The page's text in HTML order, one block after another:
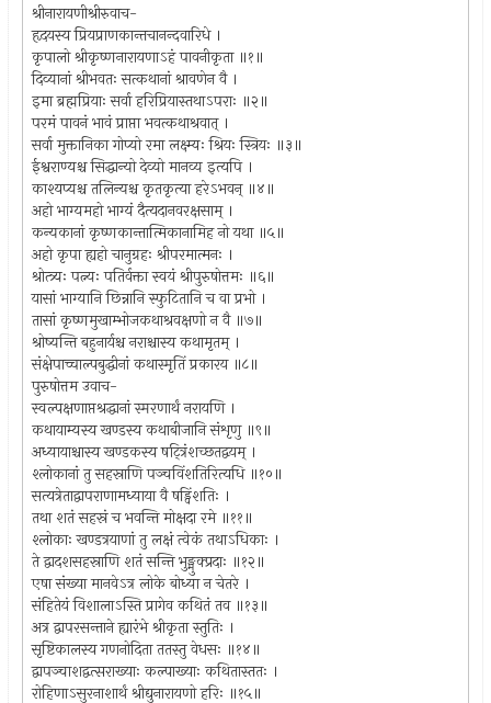
श्रीनारायणीश्रीरुवाच-
हृदयस्य प्रियप्राणकान्तचानन्दवारिधे ।
कृपालो श्रीकृष्णनारायणाऽहं पावनीकृता ॥१॥
दिव्यानां श्रीभवतः सत्कथानां श्रावणेन वै ।
इमा ब्रह्मप्रियाः सर्वा हरिप्रियास्तथाऽपराः ॥२॥
परमं पावनं भावं प्राप्ता भवत्कथाश्रवात् ।
सर्वा मुक्तानिका गोप्यो रमा लक्ष्म्यः श्रियः स्त्रियः ॥३॥
ईश्वराण्यश्च सिद्धान्यो देव्यो मानव्य इत्यपि ।
काश्यप्यश्च तलिन्यश्च कृतकृत्या हरेऽभवन् ॥४॥
अहो भाग्यमहो भाग्यं दैत्यदानवरक्षसाम् ।
कन्यकानां कृष्णकान्तात्मिकानामिह नो यथा ॥५॥
अहो कृपा ह्यहो चानुग्रहः श्रीपरमात्मनः ।
श्रोत्त्र्यः पत्न्यः पतिर्वक्ता स्वयं श्रीपुरुषोत्तमः ॥६॥
यासां भाग्यानि छिन्नानि स्फुटितानि च वा प्रभो ।
तासां कृष्णमुखाम्भोजकथाश्रवक्षणो न वै ॥७॥
श्रोष्यन्ति बहुनार्यश्च नराश्चास्य कथामृतम् ।
संक्षेपाच्चाल्पबुद्धीनां कथास्मृतिं प्रकारय ॥८॥
पुरुषोत्तम उवाच-
स्वल्पक्षणाप्तश्रद्धानां स्मरणार्थं नरायणि ।
कथायाम्यस्य खण्डस्य कथाबीजानि संशृणु ॥९॥
अध्यायाश्चास्य खण्डकस्य षट्त्रिंशच्छतद्वयम् ।
श्लोकानां तु सहस्राणि पञ्चविंशतिरित्यधि ॥१०॥
सत्यत्रेताद्वापराणामध्याया वै षड्विंशतिः ।
तथा शतं सहस्रं च भवन्ति मोक्षदा रमे ॥११॥
श्लोकाः खण्डत्रयाणां तु लक्षं त्वेकं तथाऽधिकाः ।
ते द्वादशसहस्राणि शतं सन्ति भुङ्मुक्प्रदाः ॥१२॥
एषा संख्या मानवेऽत्र लोके बोध्या न चेतरे ।
संहितेयं विशालाऽस्ति प्रागेव कथितं तव ॥१३॥
अत्र द्वापरसन्ताने ह्यारंभे श्रीकृता स्तुतिः ।
सृष्टिकालस्य गणनोदिता ततस्तु वेधसः ॥१४॥
द्वापञ्चाशद्वत्सराख्याः कल्पाख्याः कथितास्ततः ।
रोहिणाऽसुरनाशार्थं श्रीद्युनारायणो हरिः ॥१५॥